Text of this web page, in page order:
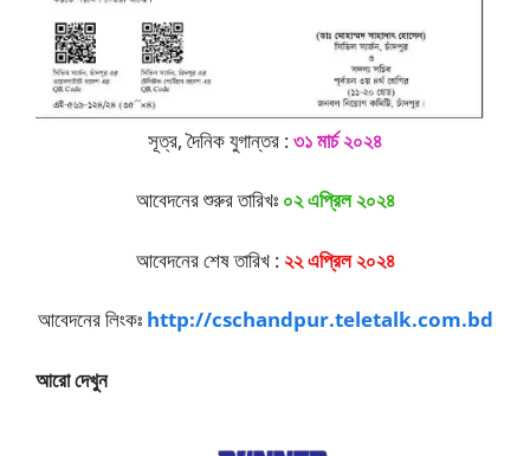
সূত্র, দৈনিক যুগান্তর :৩১ মার্চ ২০২৪
আবেদনের শুরুর তারিখঃ ০২ এপ্রিল ২০২৪
আবেদনের শেষ তারিখ :২২ এপ্রিল ২০২৪
আবেদনের লিংকঃ http://cschandpur.teletalk.com.bd
আরো দেখুন